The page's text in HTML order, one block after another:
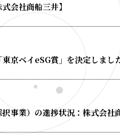
会社商船三井】
京ベイeSG賞」を決定しまし
事業）の進捗状況：株式会社